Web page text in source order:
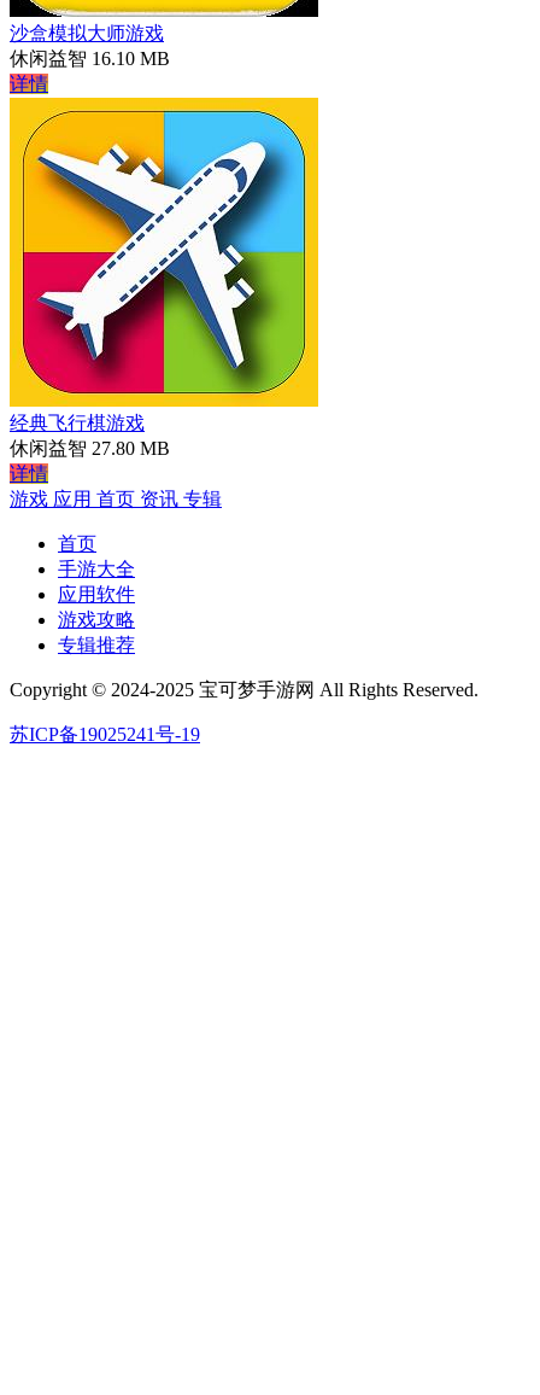
沙盒模拟大师游戏
休闲益智 16.10 MB
详情
经典飞行棋游戏
休闲益智 27.80 MB
详情
游戏 应用 首页 资讯 专辑
首页
手游大全
应用软件
游戏攻略
专辑推荐
Copyright © 2024-2025 宝可梦手游网 All Rights Reserved.
苏ICP备19025241号-19